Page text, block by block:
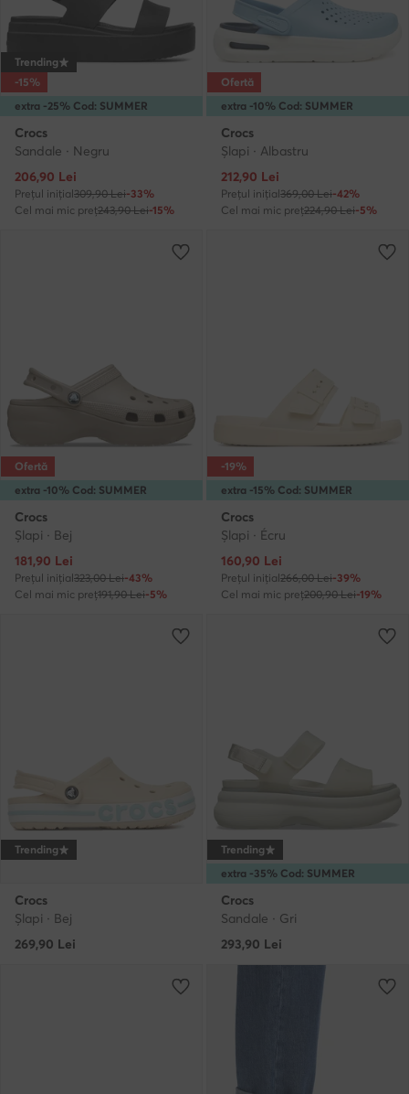
extra -25% Cod: SUMMER
Trending
-15%
Crocs
Sandale · Negru
Prețul actual
206,90 Lei
Prețul inițial309,90 Lei-33%
Cel mai mic preț243,90 Lei-15%
extra -10% Cod: SUMMER
Ofertă
Crocs
Şlapi · Albastru
Prețul actual
212,90 Lei
Prețul inițial369,00 Lei-42%
Cel mai mic preț224,90 Lei-5%
extra -10% Cod: SUMMER
Ofertă
Crocs
Şlapi · Bej
Prețul actual
181,90 Lei
Prețul inițial323,00 Lei-43%
Cel mai mic preț191,90 Lei-5%
extra -15% Cod: SUMMER
-19%
Crocs
Şlapi · Écru
Prețul actual
160,90 Lei
Prețul inițial266,00 Lei-39%
Cel mai mic preț200,90 Lei-19%
Trending
Crocs
Şlapi · Bej
269,90 Lei
extra -35% Cod: SUMMER
Trending
Crocs
Sandale · Gri
293,90 Lei